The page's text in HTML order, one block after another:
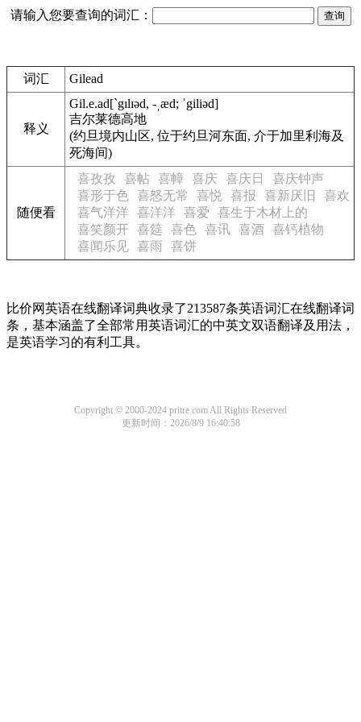
请输入您要查询的词汇：
词汇 Gilead
释义
Gil.e.ad[`gɪlɪəd, -ˌæd; ˈgiliəd]
吉尔莱德高地
(约旦境内山区, 位于约旦河东面, 介于加里利海及
死海间)
随便看
喜孜孜 喜帖 喜幛 喜庆 喜庆日
喜庆钟声
喜形于色 喜怒无常 喜悦 喜报 喜新厌旧
喜欢
喜气洋洋
喜洋洋 喜爱
喜生于木材上的
喜笑颜开
喜筵 喜色 喜讯 喜酒
喜钙植物
喜闻乐见 喜雨 喜饼
比价网英语在线翻译词典收录了213587条英语词汇在线翻译词
条，基本涵盖了全部常用英语词汇的中英文双语翻译及用法，
是英语学习的有利工具。
Copyright © 2000-2024 pritre.com All Rights Reserved
更新时间：2026/8/9 16:40:58